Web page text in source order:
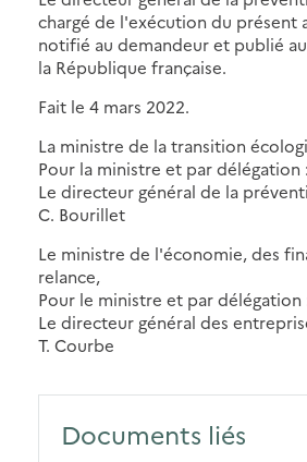
chargé de l'exécution du présent
notifié au demandeur et publié
la République française.
Fait le 4 mars 2022.
La ministre de la transition
Pour la ministre et par délégation :
Le directeur général de la
C. Bourillet
Le ministre de l'économie, des
relance,
Pour le ministre et par délégation
Le directeur général des
T. Courbe
Documents liés